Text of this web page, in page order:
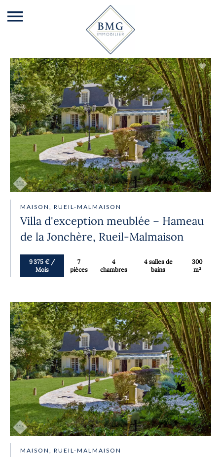
MAISON, RUEIL-MALMAISON
Villa d'exception meublée – Hameau
de la Jonchère, Rueil-Malmaison
9 375 € /
Mois
7
pièces
4
chambres
4 salles de
bains
300
m²
MAISON, RUEIL-MALMAISON